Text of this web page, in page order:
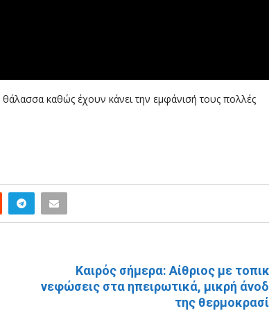
καθώς έχουν κάνει την εμφάνισή τους πολλές
Καιρός σήμερα: Αίθριος με
νεφώσεις στα ηπειρωτικά, μικρή
της